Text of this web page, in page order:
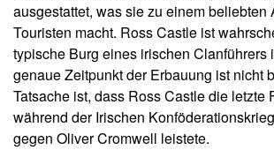
ausgestattet, was sie zu einem beliebten
Touristen macht. Ross Castle ist
typische Burg eines irischen Clanführers
genaue Zeitpunkt der Erbauung ist nicht
Tatsache ist, dass Ross Castle die letzte
während der Irischen
gegen Oliver Cromwell leistete.